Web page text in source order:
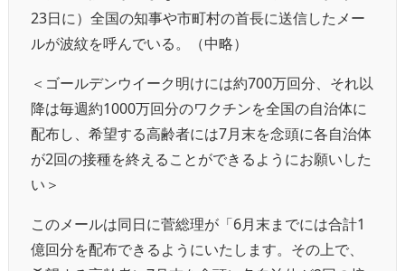
23日に）全国の知事や市町村の首長に送信したメー
ルが波紋を呼んでいる。（中略）
＜ゴールデンウイーク明けには約700万回分、それ以
降は毎週約1000万回分のワクチンを全国の自治体に
配布し、希望する高齢者には7月末を念頭に各自治体
が2回の接種を終えることができるようにお願いした
い＞
このメールは同日に菅総理が「6月末までには合計1
億回分を配布できるようにいたします。その上で、